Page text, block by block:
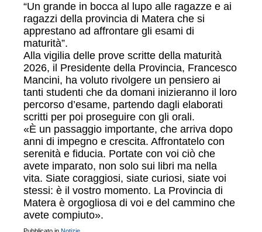
“Un grande in bocca al lupo alle ragazze e ai
ragazzi della provincia di Matera che si
apprestano ad affrontare gli esami di
maturità”.
Alla vigilia delle prove scritte della maturità
2026, il Presidente della Provincia, Francesco
Mancini, ha voluto rivolgere un pensiero ai
tanti studenti che da domani inizieranno il loro
percorso d’esame, partendo dagli elaborati
scritti per poi proseguire con gli orali.
«È un passaggio importante, che arriva dopo
anni di impegno e crescita. Affrontatelo con
serenità e fiducia. Portate con voi ciò che
avete imparato, non solo sui libri ma nella
vita. Siate coraggiosi, siate curiosi, siate voi
stessi: è il vostro momento. La Provincia di
Matera è orgogliosa di voi e del cammino che
avete compiuto».